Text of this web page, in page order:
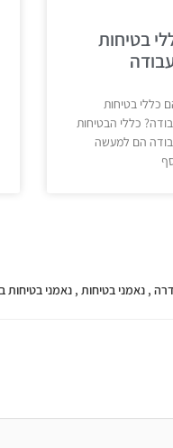
בטיחות
כללי בטיחות
כללי הבטיחות
הם למעשה
, נאמני בטיחות , נאמני בטיחות